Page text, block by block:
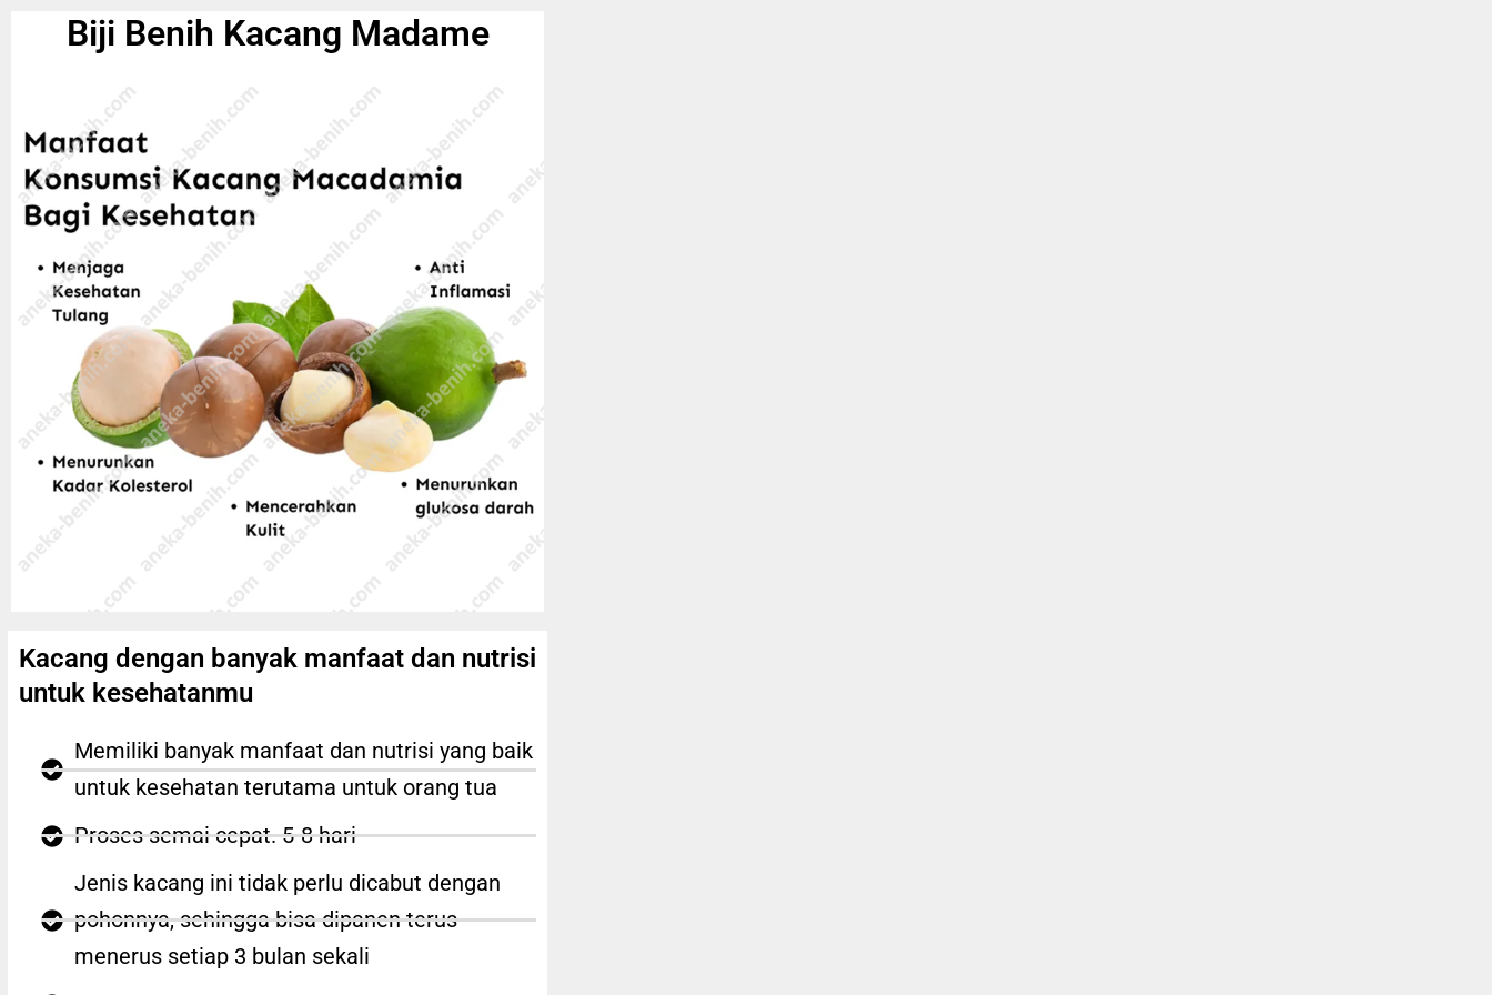
Biji Benih Kacang Madame
Kacang dengan banyak manfaat dan nutrisi
untuk kesehatanmu
Memiliki banyak manfaat dan nutrisi yang baik
untuk kesehatan terutama untuk orang tua
Proses semai cepat. 5-8 hari
Jenis kacang ini tidak perlu dicabut dengan
pohonnya, sehingga bisa dipanen terus
menerus setiap 3 bulan sekali